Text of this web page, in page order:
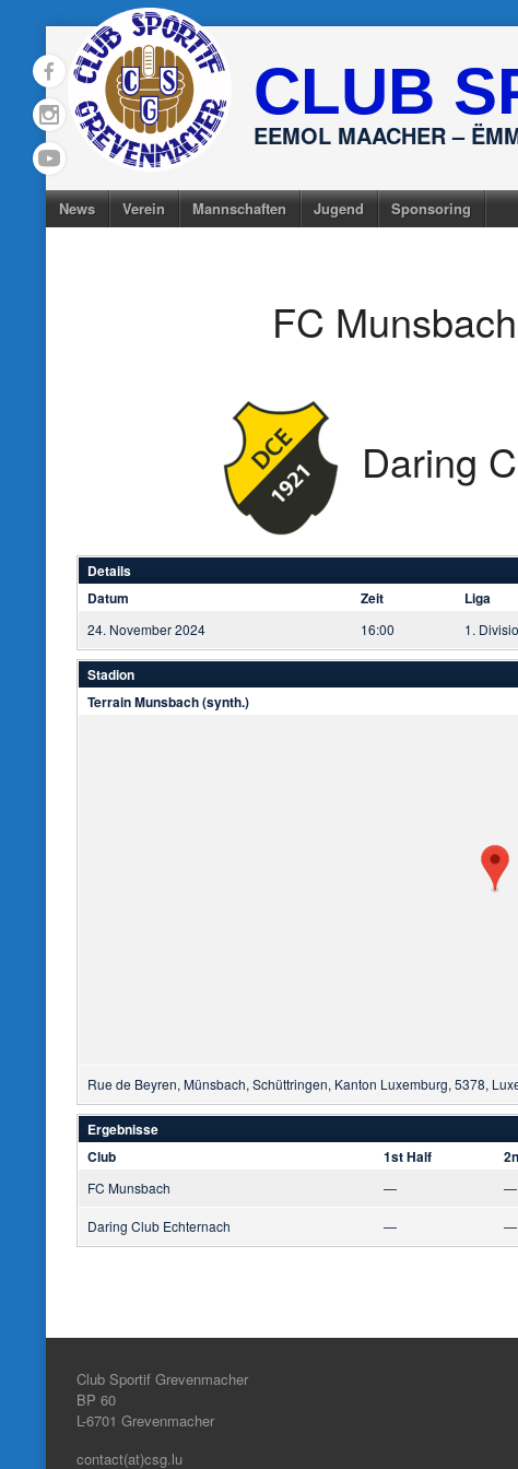
to
content
CLUB
EEMOL MAACHER –
News Verein Mannschaften Jugend Sponsoring
FC Munsbach
Daring
Details
Datum
Zeit Liga
24. November 2024 16:00 1.
Stadion
Terrain Munsbach (synth.)
Rue de Beyren, Münsbach, Schüttringen, Kanton Luxemburg, 5378,
Ergebnisse
Club
1st Half
FC Munsbach — —
Daring Club Echternach — —
Club Sportif Grevenmacher
BP 60
L-6701 Grevenmacher
contact(at)csg.lu